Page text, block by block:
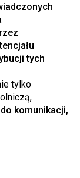
tych
tylko
komunikacji,